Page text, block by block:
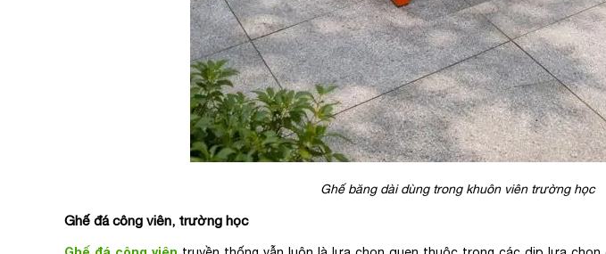
Ghế băng dài dùng trong khuôn viên trường học
Ghế đá công viên, trường học